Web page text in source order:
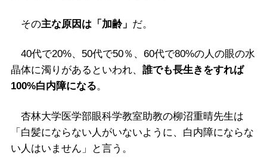
その主な原因は「加齢」 だ。
40代で20%、50代で50％、60代で80%の人の眼の水
晶体に濁りがあるといわれ、 誰でも長生きをすれば
100%白内障になる。
杏林大学医学部眼科学教室助教の柳沼重晴先生は
「白髪にならない人がいないように、白内障にならな
い人はいません」と言う。